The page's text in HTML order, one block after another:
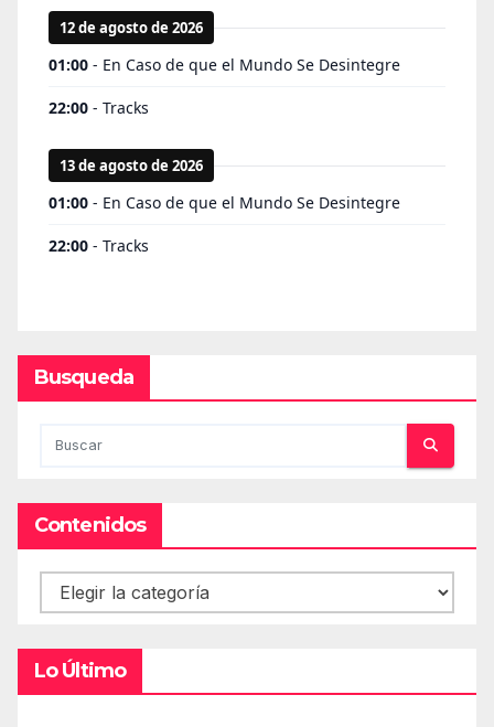
Busqueda
Contenidos
Contenidos
Lo Último